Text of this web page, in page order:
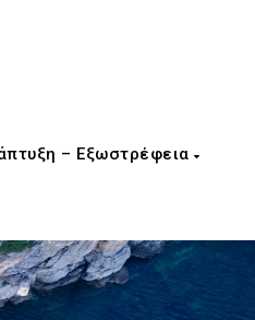
– Εξωστρέφεια